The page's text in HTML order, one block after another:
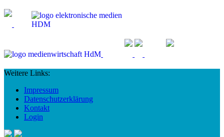
Weitere Links:
Impressum
Datenschutzerklärung
Kontakt
Login